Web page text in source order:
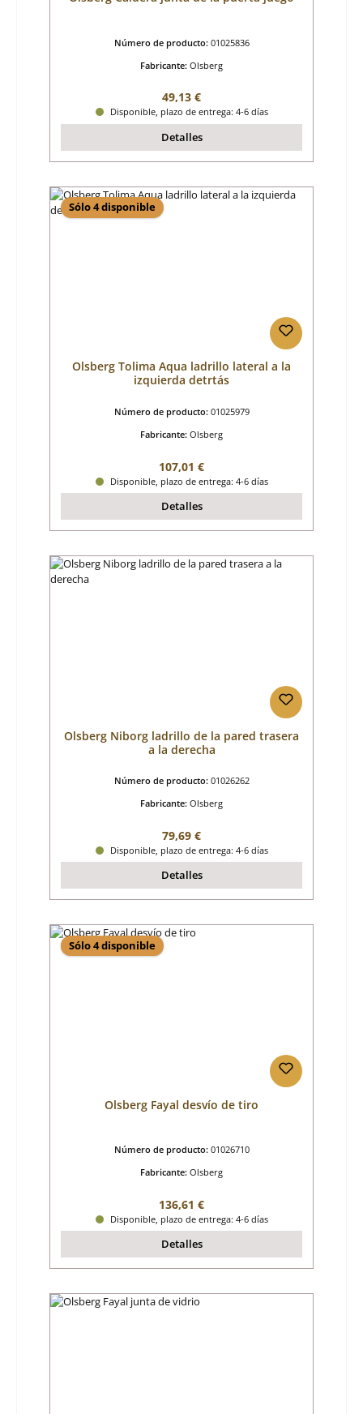
Número de producto: 01025836
Fabricante: Olsberg
Precio normal:
49,13 €
Disponible, plazo de entrega: 4-6 días
Detalles
Sólo 4 disponible
Olsberg Tolima Aqua ladrillo lateral a la
izquierda detrtás
Número de producto: 01025979
Fabricante: Olsberg
Precio normal:
107,01 €
Disponible, plazo de entrega: 4-6 días
Detalles
Olsberg Niborg ladrillo de la pared trasera
a la derecha
Número de producto: 01026262
Fabricante: Olsberg
Precio normal:
79,69 €
Disponible, plazo de entrega: 4-6 días
Detalles
Sólo 4 disponible
Olsberg Fayal desvío de tiro
Número de producto: 01026710
Fabricante: Olsberg
Precio normal:
136,61 €
Disponible, plazo de entrega: 4-6 días
Detalles